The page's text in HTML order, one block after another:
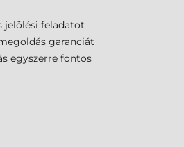
jelölési feladatot
garanciát
egyszerre fontos